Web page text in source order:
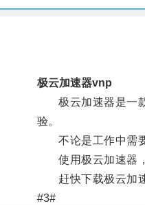
极云加速器vnp
极云加速器是一款
验。
不论是工作中需要
使用极云加速器，
赶快下载极云加速
#3#